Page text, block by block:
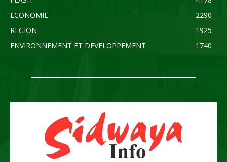
ECONOMIE
2290
REGION
1925
ENVIRONNEMENT ET DEVELOPPEMENT
1740